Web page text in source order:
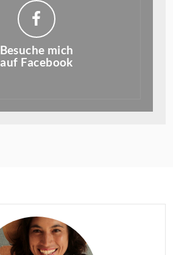
Besuche mich
auf Facebook